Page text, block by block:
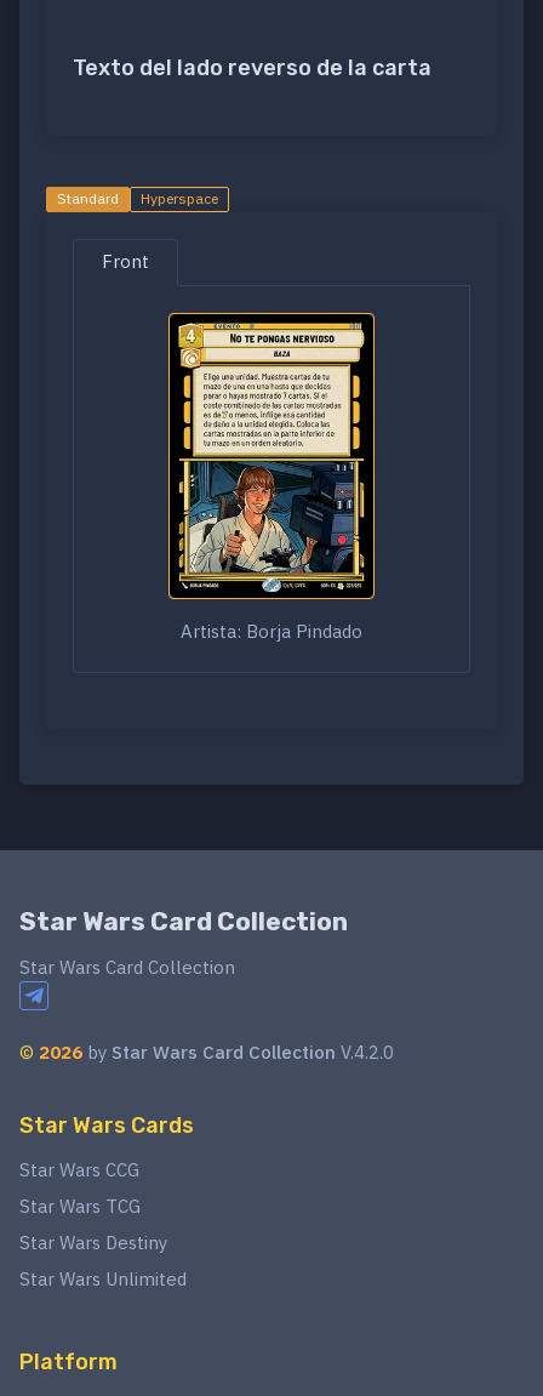
Texto del lado reverso de la carta
Standard Hyperspace
Front
Artista: Borja Pindado
Star Wars Card Collection
Star Wars Card Collection
© 2026 by Star Wars Card Collection V.4.2.0
Star Wars Cards
Star Wars CCG
Star Wars TCG
Star Wars Destiny
Star Wars Unlimited
Platform